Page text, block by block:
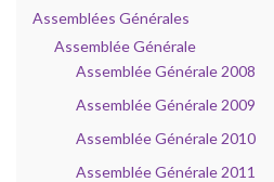
Assemblées Générales
Assemblée Générale
Assemblée Générale 2008
Assemblée Générale 2009
Assemblée Générale 2010
Assemblée Générale 2011